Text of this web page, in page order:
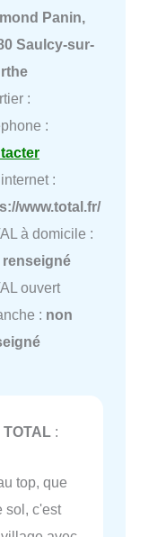
Panin,
Saulcy-sur-
:
:
:
www.total.fr/
à domicile :
renseigné
ouvert
: non
TOTAL :
top, que
sol, c'est